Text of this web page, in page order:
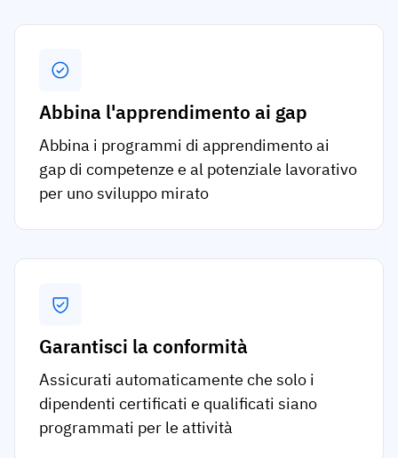
Abbina l'apprendimento ai gap
Abbina i programmi di apprendimento ai
gap di competenze e al potenziale lavorativo
per uno sviluppo mirato
Garantisci la conformità
Assicurati automaticamente che solo i
dipendenti certificati e qualificati siano
programmati per le attività